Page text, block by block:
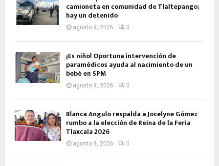
camioneta en comunidad de Tlaltepango;
hay un detenido
agosto 9, 2026 0
¡Es niño! Oportuna intervención de
paramédicos ayuda al nacimiento de un
bebé en SPM
agosto 9, 2026 0
Blanca Angulo respalda a Jocelyne Gómez
rumbo a la elección de Reina de la Feria
Tlaxcala 2026
agosto 9, 2026 0